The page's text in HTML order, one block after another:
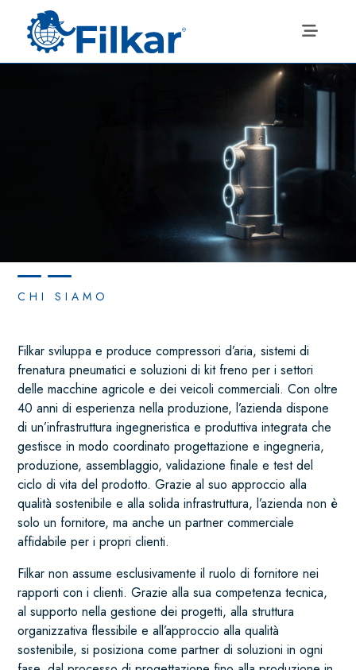
CHI SIAMO
Filkar sviluppa e produce compressori d’aria, sistemi di
frenatura pneumatici e soluzioni di kit freno per i settori
delle macchine agricole e dei veicoli commerciali. Con oltre
40 anni di esperienza nella produzione, l’azienda dispone
di un’infrastruttura ingegneristica e produttiva integrata che
gestisce in modo coordinato progettazione e ingegneria,
produzione, assemblaggio, validazione finale e test del
ciclo di vita del prodotto. Grazie al suo approccio alla
qualità sostenibile e alla solida infrastruttura, l’azienda non è
solo un fornitore, ma anche un partner commerciale
affidabile per i propri clienti.
Filkar non assume esclusivamente il ruolo di fornitore nei
rapporti con i clienti. Grazie alla sua competenza tecnica,
al supporto nella gestione dei progetti, alla struttura
organizzativa flessibile e all’approccio alla qualità
sostenibile, si posiziona come partner di soluzioni in ogni